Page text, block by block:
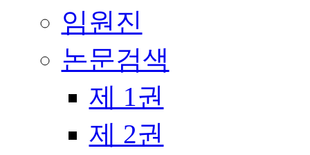
임원진
논문검색
제 1권
제 2권